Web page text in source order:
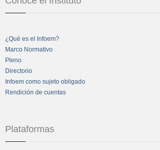
¿Qué es el Infoem?
Marco Normativo
Pleno
Directorio
Infoem como sujeto obligado
Rendición de cuentas
Plataformas